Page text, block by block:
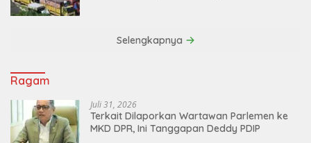
Selengkapnya
Ragam
Juli 31, 2026
Terkait Dilaporkan Wartawan Parlemen ke
MKD DPR, Ini Tanggapan Deddy PDIP